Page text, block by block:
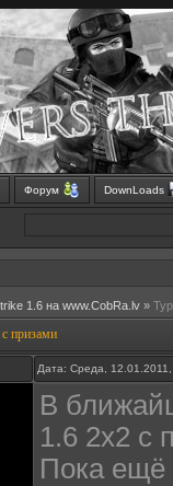
Форум DownLoads
1.6 на www.CobRa.lv »
призами
Дата: Среда,
В
1.6 2x2 с
Пока ещё